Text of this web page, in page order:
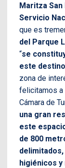
Maritza
Servicio
que es
del Parque
“se
este
zona de
felicitamos a
Cámara de
una gran
este
de 800
higiénicos